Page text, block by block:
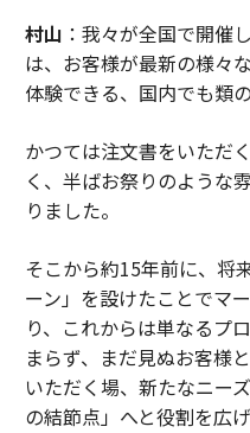
村山 ：我々が全国で開催
は、お客様が最新の様々
体験できる、国内でも類
かつては注文書をいただ
く、半ばお祭りのような
りました。
そこから約15年前に、将
ーン」を設けたことでマ
り、これからは単なるプ
まらず、まだ見ぬお客様
いただく場、新たなニー
の結節点」へと役割を広げ